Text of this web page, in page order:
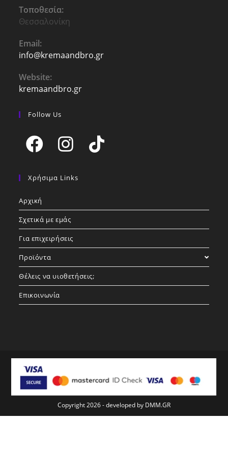
Τοποθεσία:
Θεσσαλονίκη
Email:
info@kremaandbro.grOpens
Website:
kremaandbro.gr
Follow Us
in
new
in
Χρήσιμα Links
Αρχική
Σχετικά με εμάς
Για επιχειρήσεις
Προϊόντα
Θέλεις να υιοθετήσεις;
Επικοινωνία
Copyright 2026 - developed by DMM.GR